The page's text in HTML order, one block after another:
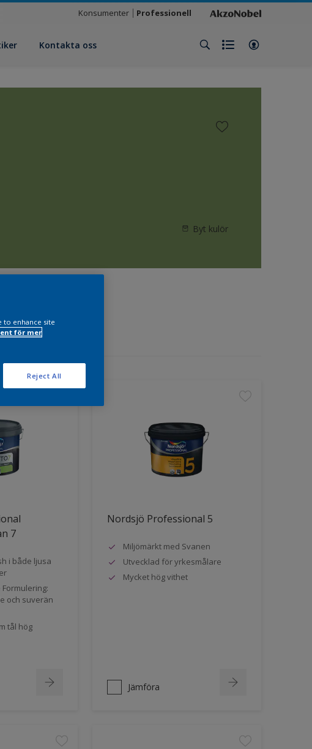
Konsumenter Professionell
Kontakta oss
Byt kulör
7
i både ljusa
och suverän
tål hög
Nordsjö Professional 5
Miljömärkt med Svanen
Utvecklad för yrkesmålare
Mycket hög vithet
Jämföra
to enhance site
för mer
Reject All